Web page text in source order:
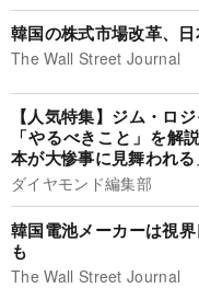
韓国の株式市場改革、
The Wall Street Journal
【人気特集】ジム・ロ
「やるべきこと」を解
本が大惨事に見舞われ
ダイヤモンド編集部
韓国電池メーカーは視
も
The Wall Street Journal